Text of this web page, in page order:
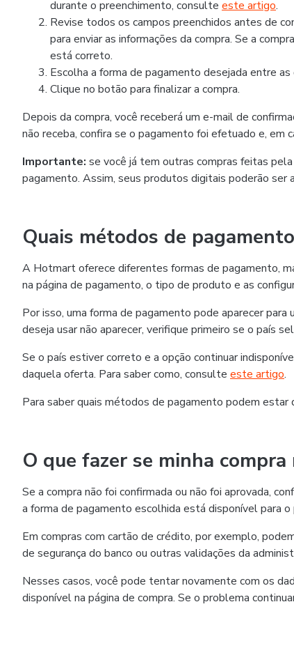
durante o preenchimento, consulte este artigo.
Revise todos os campos preenchidos antes de
para enviar as informações da compra. Se a
está correto.
Escolha a forma de pagamento desejada entre as
Clique no botão para finalizar a compra.
Depois da compra, você receberá um e-mail de
não receba, confira se o pagamento foi efetuado e, em
Importante: se você já tem outras compras feitas
pagamento. Assim, seus produtos digitais poderão ser
Quais métodos de
A Hotmart oferece diferentes formas de pagamento,
na página de pagamento, o tipo de produto e as
Por isso, uma forma de pagamento pode aparecer
deseja usar não aparecer, verifique primeiro se o país
Se o país estiver correto e a opção continuar
daquela oferta. Para saber como, consulte este artigo.
Para saber quais métodos de pagamento podem
O que fazer se minha
Se a compra não foi confirmada ou não foi aprovada,
a forma de pagamento escolhida está disponível para o
Em compras com cartão de crédito, por exemplo,
de segurança do banco ou outras validações da
Nesses casos, você pode tentar novamente com os
disponível na página de compra. Se o problema